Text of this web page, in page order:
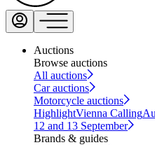
Auctions
Browse auctions
All auctions
Car auctions
Motorcycle auctions
HighlightVienna Calling
12 and 13 September
Brands & guides